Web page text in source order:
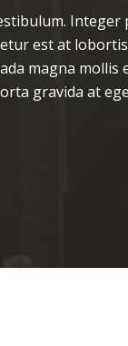
est at
magna mollis
gravida at